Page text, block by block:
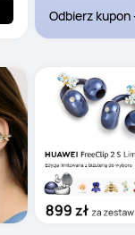
Odbierz kupon